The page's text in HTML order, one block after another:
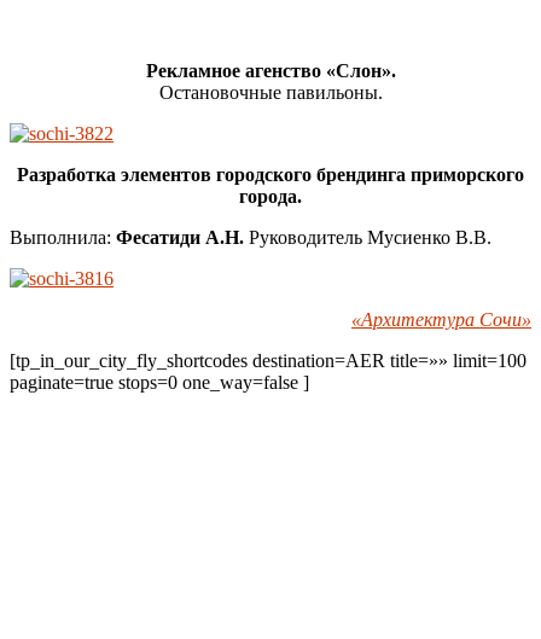
Рекламное агенство «Слон».
Остановочные павильоны.
Разработка элементов городского брендинга приморского
города.
Выполнила: Фесатиди А.Н. Руководитель Мусиенко В.В.
«Архитектура Сочи»
[tp_in_our_city_fly_shortcodes destination=AER title=»» limit=100
paginate=true stops=0 one_way=false ]